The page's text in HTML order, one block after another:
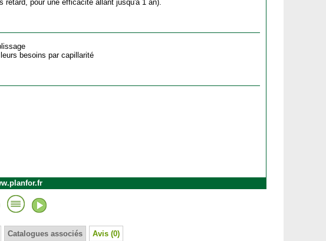
retard, pour une efficacité allant jusqu'à 1 an).
besoins par capillarité
Catalogues associés Avis (0)